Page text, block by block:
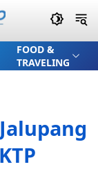
FOOD &
TRAVELING